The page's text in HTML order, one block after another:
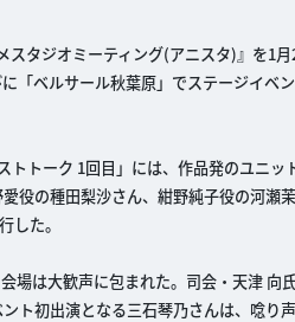
タジオミーティング(アニスタ)』を1
ベルサール秋葉原」でステージイベ
トーク 1回目」には、作品発のユニッ
役の種田梨沙さん、紺野純子役の河瀬
した。
場は大歓声に包まれた。司会・天津 向
ト初出演となる三石琴乃さんは、唸り